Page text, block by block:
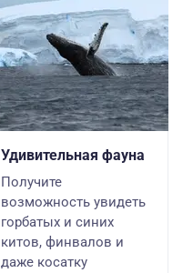
Удивительная фауна
Получите
возможность увидеть
горбатых и синих
китов, финвалов и
даже косатку